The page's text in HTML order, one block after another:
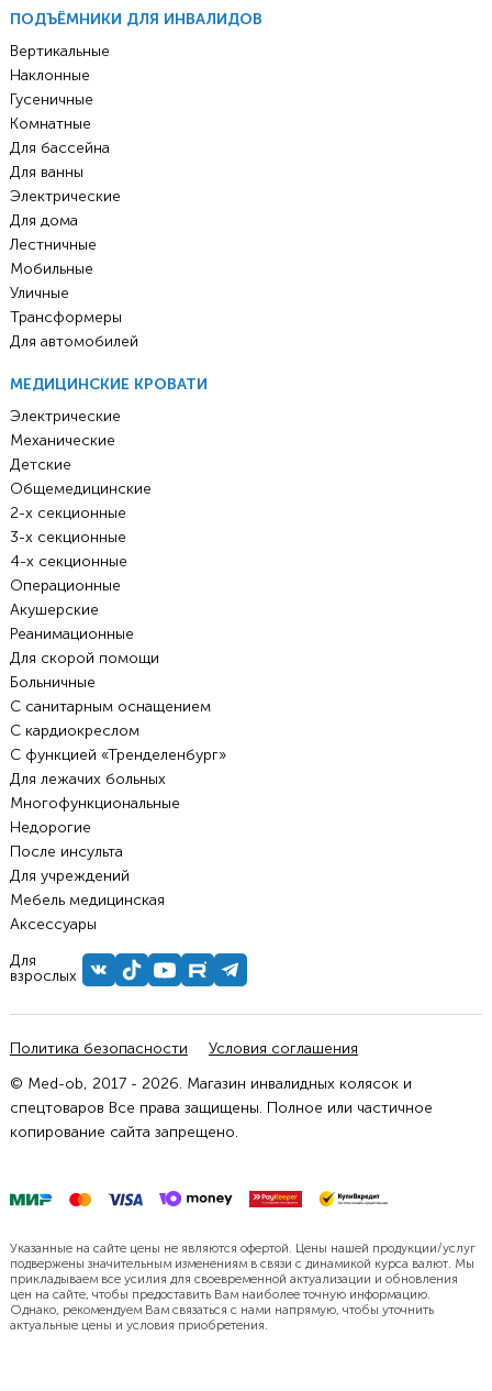
ПОДЪЁМНИКИ ДЛЯ ИНВАЛИДОВ
Вертикальные
Наклонные
Гусеничные
Комнатные
Для бассейна
Для ванны
Электрические
Для дома
Лестничные
Мобильные
Уличные
Трансформеры
Для автомобилей
МЕДИЦИНСКИЕ КРОВАТИ
Электрические
Механические
Детские
Общемедицинские
2-х секционные
3-х секционные
4-х секционные
Операционные
Акушерские
Реанимационные
Для скорой помощи
Больничные
С санитарным оснащением
С кардиокреслом
С функцией «Тренделенбург»
Для лежачих больных
Многофункциональные
Недорогие
После инсульта
Для учреждений
Мебель медицинская
Аксессуары
Для
взрослых
Политика безопасности
Условия соглашения
© Med-ob, 2017 - 2026. Магазин инвалидных колясок и
спецтоваров Все права защищены. Полное или частичное
копирование сайта запрещено.
Указанные на сайте цены не являются офертой. Цены нашей продукции/услуг
подвержены значительным изменениям в связи с динамикой курса валют. Мы
прикладываем все усилия для своевременной актуализации и обновления
цен на сайте, чтобы предоставить Вам наиболее точную информацию.
Однако, рекомендуем Вам связаться с нами напрямую, чтобы уточнить
актуальные цены и условия приобретения.